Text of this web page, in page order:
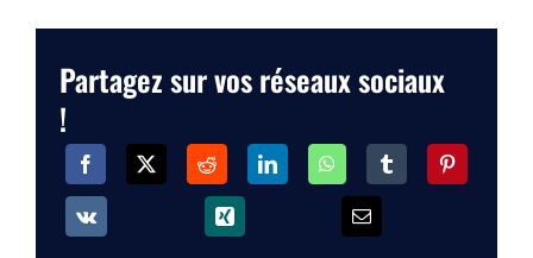
Partagez sur vos réseaux sociaux
!